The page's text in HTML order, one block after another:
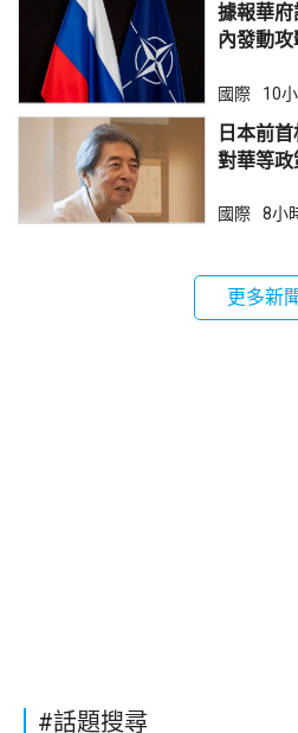
據報華
內發動
國際 10
日本前
對華等政
國際 8小
更多新
#話題搜尋